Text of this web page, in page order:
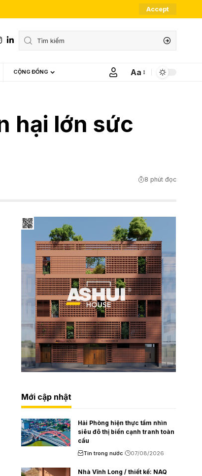
Accept
CỘNG ĐỒNG
Font
Aa
hại lớn sức
8 phút đọc
Mới cập nhật
Hải Phòng hiện thực tầm nhìn
siêu đô thị biển cạnh tranh toàn
cầu
Tin trong nước 07/08/2026
Nhà Vĩnh Long / thiết kế: NAQ